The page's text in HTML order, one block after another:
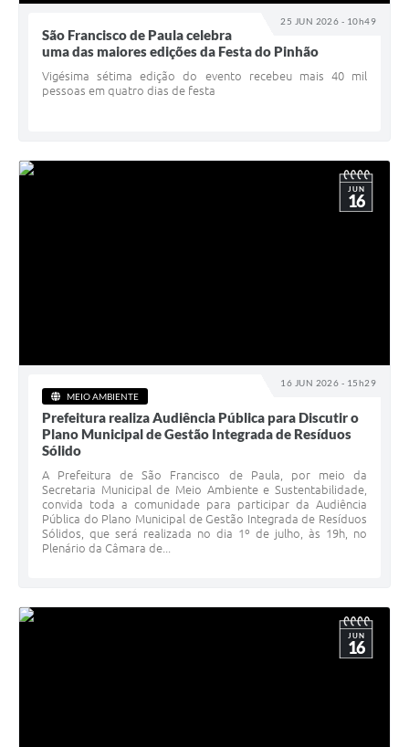
25 JUN 2026 - 10h49
São Francisco de Paula celebra
uma das maiores edições da Festa do Pinhão
Vigésima sétima edição do evento recebeu mais 40 mil
pessoas em quatro dias de festa
16 JUN 2026 - 15h29
JUN
16
MEIO AMBIENTE
Prefeitura realiza Audiência Pública para Discutir o
Plano Municipal de Gestão Integrada de Resíduos
Sólido
A Prefeitura de São Francisco de Paula, por meio da
Secretaria Municipal de Meio Ambiente e Sustentabilidade,
convida toda a comunidade para participar da Audiência
Pública do Plano Municipal de Gestão Integrada de Resíduos
Sólidos, que será realizada no dia 1º de julho, às 19h, no
Plenário da Câmara de...
JUN
16